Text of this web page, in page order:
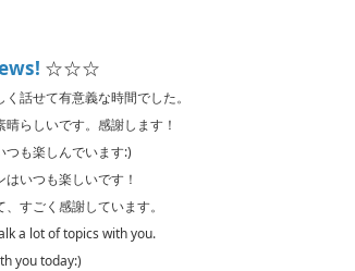
☆☆☆
話せて有意義な時間でした。
らしいです。感謝します！
つも楽しんでいます:)
いつも楽しいです！
すごく感謝しています。
a lot of topics with you.
you today:)